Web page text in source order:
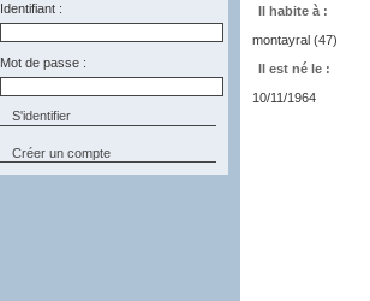
Identifiant :
Mot de passe :
Créer un compte
Il habite à :
montayral (47)
Il est né le :
10/11/1964